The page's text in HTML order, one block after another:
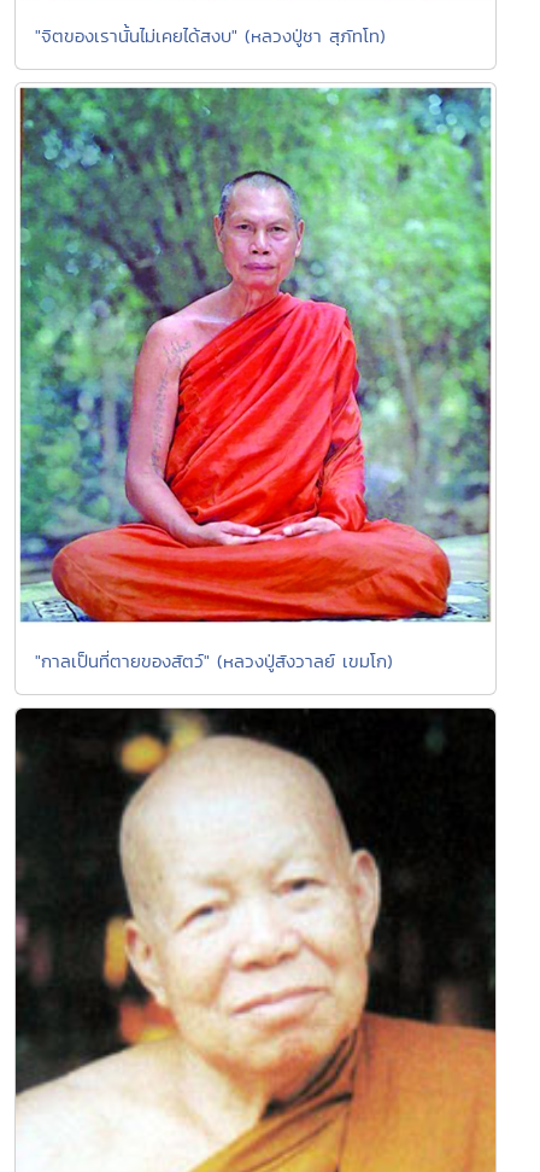
"จิตของเรานั้นไม่เคยได้สงบ" (หลวงปู่ชา สุภัทโท)
"กาลเป็นที่ตายของสัตว์" (หลวงปู่สังวาลย์ เขมโก)